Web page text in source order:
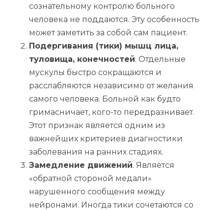
сознательному контролю больного
человека не поддаются. Эту особенность
может заметить за собой сам пациент.
Подергивания (тики) мышц лица,
туловища, конечностей. Отдельные
мускулы быстро сокращаются и
расслабляются независимо от желания
самого человека. Больной как будто
гримасничает, кого-то передразнивает.
Этот признак является одним из
важнейших критериев диагностики
заболевания на ранних стадиях.
Замедление движений. Является
«обратной стороной медали»
нарушенного сообщения между
нейронами. Иногда тики сочетаются со